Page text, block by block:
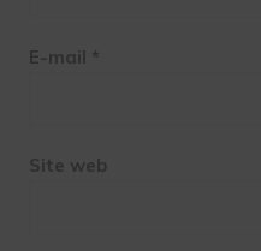
E-mail *
Site web